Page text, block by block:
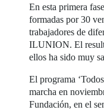
En esta primera
formadas por 30
trabajadores de
ILUNION. El
ellos ha sido muy
El programa
marcha en
Fundación, en el